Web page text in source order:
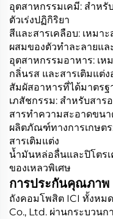
อุตสาหกรรมเคมี: สำหรั
ตัวเร่งปฏิกิริยา
สีและสารเคลือบ: เหมา
ผสมของตัวทำละลายแล
อุตสาหกรรมอาหาร: เห
กลิ่นรส และสารเติมแต่
สัมผัสอาหารที่ได้มาตรฐ
เภสัชกรรม: สำหรับสาร
สารทำความสะอาดขน
ผลิตภัณฑ์ทางการเกษต
สารเติมแต่ง
น้ำมันหล่อลื่นและปิโตร
ของเหลวพิเศษ
การประกันคุณภาพ
ถังคอมโพสิต ICI ทั้งหม
Co., Ltd. ผ่านกระบวน